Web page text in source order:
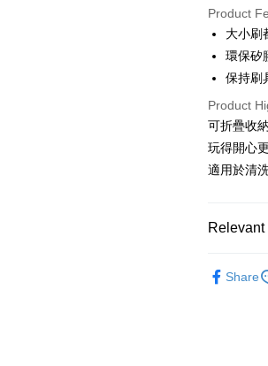
LINE Pay
Apple Pay
Easy
ATM
Product
大小刷
環保矽
保持刷
Product
可折疊收
玩得開心
適用於清
Share